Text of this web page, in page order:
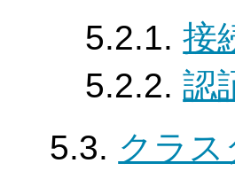
5.2.1.接
5.2.2.認
5.3. クラ